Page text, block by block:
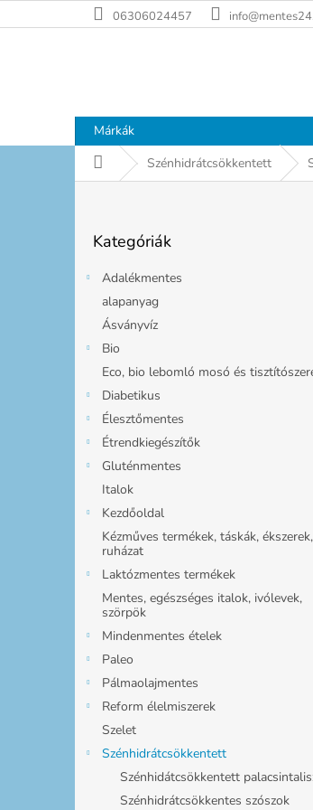
a
06306024457
Márkák
KezdőlapSzénhidrátcsökkentett
átugrása
Kategóriák
Adalékmentes
alapanyag
Ásványvíz
Bio
Eco, bio lebomló mosó és
Diabetikus
Élesztőmentes
Étrendkiegészítők
Gluténmentes
Italok
Kezdőoldal
Kézműves termékek, táskák, ékszerek,
ruházat
Laktózmentes termékek
Mentes, egészséges italok, ivólevek,
szörpök
Mindenmentes ételek
Paleo
Pálmaolajmentes
Reform élelmiszerek
Szelet
Szénhidrátcsökkentett
Szénhidátcsökkentett
Szénhidrátcsökkentes szószok